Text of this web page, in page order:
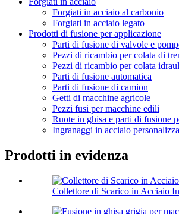
Forgiati in acciaio al carbonio
Forgiati in acciaio legato
Prodotti di fusione per applicazione
Parti di fusione di valvole e
Pezzi di ricambio per colata di
Pezzi di ricambio per colata
Parti di fusione automatica
Parti di fusione di camion
Getti di macchine agricole
Pezzi fusi per macchine edili
Ruote in ghisa e parti di fusione
Ingranaggi in acciaio
Prodotti in evidenza
Collettore di Scarico in Acciaio